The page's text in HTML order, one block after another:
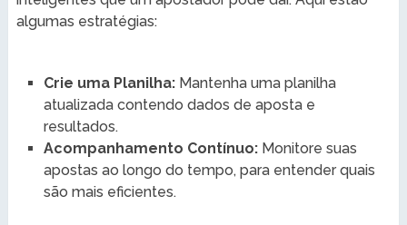
algumas estratégias:
Crie uma Planilha:Mantenha uma planilha
atualizada contendo dados de aposta e
resultados.
Acompanhamento Contínuo:Monitore suas
apostas ao longo do tempo, para entender quais
são mais eficientes.